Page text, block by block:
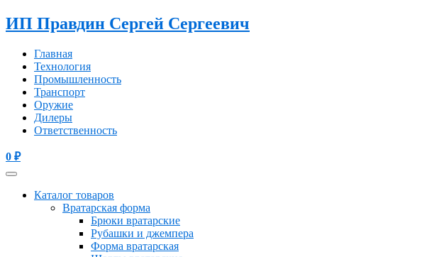
ИП Правдин Сергей Сергеевич
Главная
Технология
Промышленность
Транспорт
Оружие
Дилеры
Ответственность
0 ₽
Каталог товаров
Вратарская форма
Брюки вратарские
Рубашки и джемпера
Форма вратарская